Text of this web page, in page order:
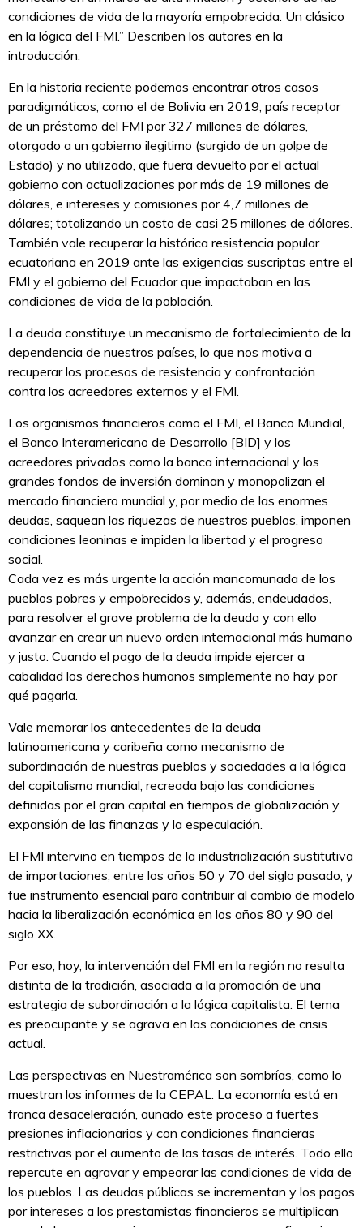
condiciones de vida de la mayoría empobrecida. Un clásico
en la lógica del FMI.” Describen los autores en la
introducción.
En la historia reciente podemos encontrar otros casos
paradigmáticos, como el de Bolivia en 2019, país receptor
de un préstamo del FMI por 327 millones de dólares,
otorgado a un gobierno ilegitimo (surgido de un golpe de
Estado) y no utilizado, que fuera devuelto por el actual
gobierno con actualizaciones por más de 19 millones de
dólares, e intereses y comisiones por 4,7 millones de
dólares; totalizando un costo de casi 25 millones de dólares.
También vale recuperar la histórica resistencia popular
ecuatoriana en 2019 ante las exigencias suscriptas entre el
FMI y el gobierno del Ecuador que impactaban en las
condiciones de vida de la población.
La deuda constituye un mecanismo de fortalecimiento de la
dependencia de nuestros países, lo que nos motiva a
recuperar los procesos de resistencia y confrontación
contra los acreedores externos y el FMI.
Los organismos financieros como el FMI, el Banco Mundial,
el Banco Interamericano de Desarrollo [BID] y los
acreedores privados como la banca internacional y los
grandes fondos de inversión dominan y monopolizan el
mercado financiero mundial y, por medio de las enormes
deudas, saquean las riquezas de nuestros pueblos, imponen
condiciones leoninas e impiden la libertad y el progreso
social.
Cada vez es más urgente la acción mancomunada de los
pueblos pobres y empobrecidos y, además, endeudados,
para resolver el grave problema de la deuda y con ello
avanzar en crear un nuevo orden internacional más humano
y justo. Cuando el pago de la deuda impide ejercer a
cabalidad los derechos humanos simplemente no hay por
qué pagarla.
Vale memorar los antecedentes de la deuda
latinoamericana y caribeña como mecanismo de
subordinación de nuestras pueblos y sociedades a la lógica
del capitalismo mundial, recreada bajo las condiciones
definidas por el gran capital en tiempos de globalización y
expansión de las finanzas y la especulación.
El FMI intervino en tiempos de la industrialización sustitutiva
de importaciones, entre los años 50 y 70 del siglo pasado, y
fue instrumento esencial para contribuir al cambio de modelo
hacia la liberalización económica en los años 80 y 90 del
siglo XX.
Por eso, hoy, la intervención del FMI en la región no resulta
distinta de la tradición, asociada a la promoción de una
estrategia de subordinación a la lógica capitalista. El tema
es preocupante y se agrava en las condiciones de crisis
actual.
Las perspectivas en Nuestramérica son sombrías, como lo
muestran los informes de la CEPAL. La economía está en
franca desaceleración, aunado este proceso a fuertes
presiones inflacionarias y con condiciones financieras
restrictivas por el aumento de las tasas de interés. Todo ello
repercute en agravar y empeorar las condiciones de vida de
los pueblos. Las deudas públicas se incrementan y los pagos
por intereses a los prestamistas financieros se multiplican